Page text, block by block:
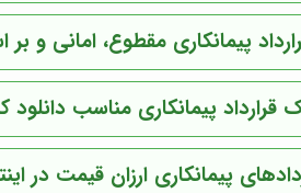
پیمانکاری مقطوع، امانی و
پیمانکاری مناسب دانلود
پیمانکاری ارزان قیمت در